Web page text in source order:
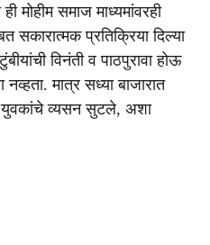
मोहीम समाज माध्यमांवरही
सकारात्मक प्रतिक्रिया दिल्या
विनंती व पाठपुरावा होऊ
मात्र सध्या बाजारात
युवकांचे व्यसन सुटले, अशा